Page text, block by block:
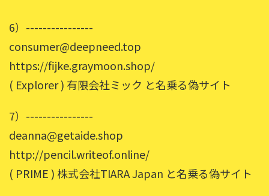
6）----------------
consumer@deepneed.top
https://fijke.graymoon.shop/
( Explorer ) 有限会社ミック と名乗る偽サイト
7）----------------
deanna@getaide.shop
http://pencil.writeof.online/
( PRIME ) 株式会社TIARA Japan と名乗る偽サイト